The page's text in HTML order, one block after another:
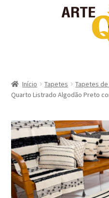
Início Tapetes Tapetes de
Quarto Listrado Algodão Preto